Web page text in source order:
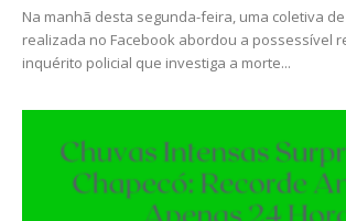
Na manhã desta segunda-feira, uma coletiva
realizada no Facebook abordou a possessível
inquérito policial que investiga a morte...